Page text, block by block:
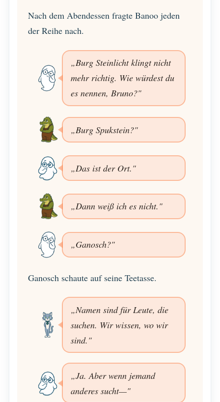
Nach dem Abendessen fragte Banoo jeden
der Reihe nach.
„Burg Steinlicht klingt nicht
mehr richtig. Wie würdest du
es nennen, Bruno?"
„Burg Spukstein?"
„Das ist der Ort."
„Dann weiß ich es nicht."
„Ganosch?"
Ganosch schaute auf seine Teetasse.
„Namen sind für Leute, die
suchen. Wir wissen, wo wir
sind."
„Ja. Aber wenn jemand
anderes sucht—"